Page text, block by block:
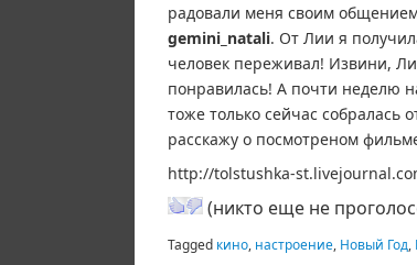
радовали меня своим
gemini_natali. От Лии я
человек переживал! Извини,
понравилась! А почти неделю
тоже только сейчас собралась
расскажу о посмотреном
http://tolstushka-
(никто еще не
Tagged кино, настроение, Новый Год,